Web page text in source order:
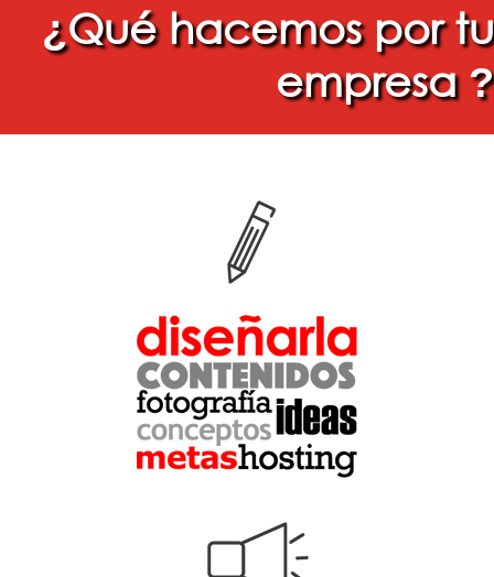
¿Qué hacemos por tu
empresa ?